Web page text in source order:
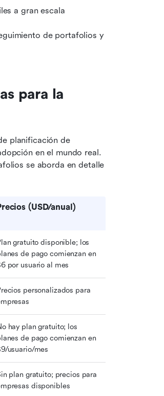
a gran escala
de portafolios y
para la
planificación de
en el mundo real.
se aborda en detalle
(USD/anual)
gratuito disponible; los
de pago comienzan en
por usuario al mes
personalizados para
hay plan gratuito; los
de pago comienzan en
usuario/mes
plan gratuito; precios para
disponibles